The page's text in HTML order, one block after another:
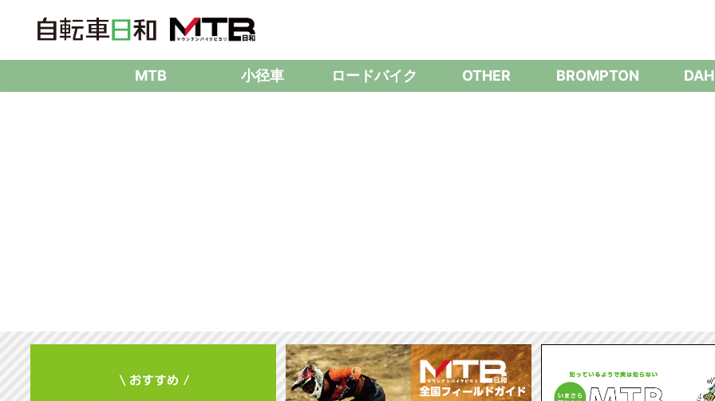
MTB 小径車 ロードバイク OTHER BROMPTON